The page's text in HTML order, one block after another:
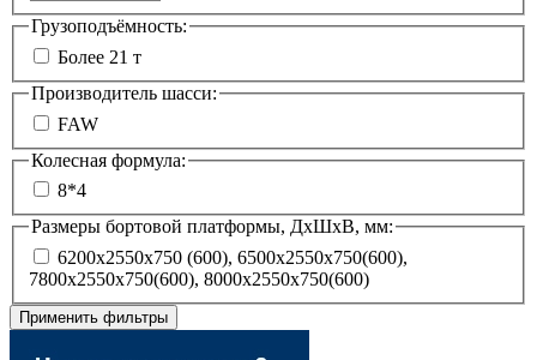
Грузоподъёмность:
Более 21 т
Производитель шасси:
FAW
Колесная формула:
8*4
Размеры бортовой платформы, ДхШхВ, мм:
7800х2550х750(600), 8000х2550х750(600)
Применить фильтры